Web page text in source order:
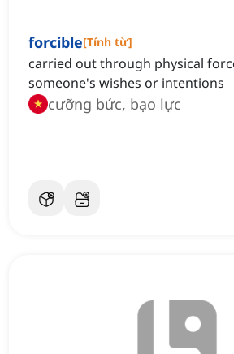
forcible[Tính từ]
carried out through physical
someone's wishes or intentions
cưỡng bức, bạo lực